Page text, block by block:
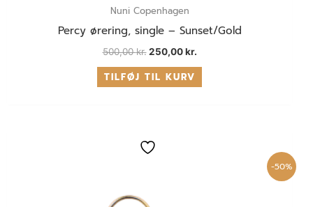
Nuni Copenhagen
Percy ørering, single – Sunset/Gold
500,00kr. 250,00kr.
TILFØJ TIL KURV
-50%
oprindelige